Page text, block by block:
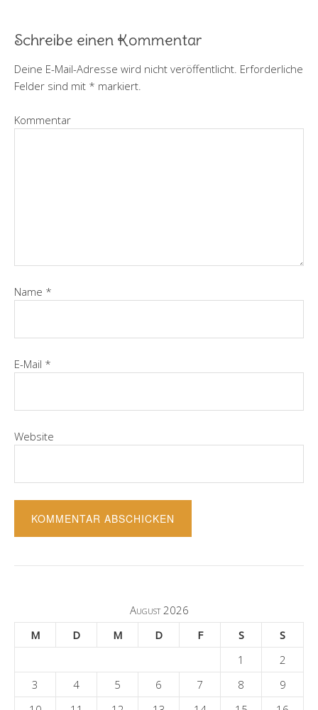
Schreibe einen Kommentar
Deine E-Mail-Adresse wird nicht veröffentlicht. Erforderliche
Felder sind mit * markiert.
Kommentar
Name *
E-Mail *
Website
August 2026
M
D M D F S
S
1
2
3
4 5 6 7 8
9